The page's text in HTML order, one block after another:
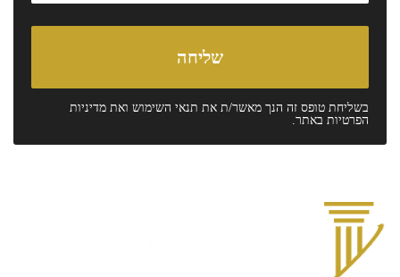
בשליחת טופס זה הנך מאשר/ת את תנאי השימוש ואת מדיניות
הפרטיות באתר.